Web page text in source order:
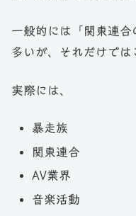
一般的には「関東連
多いが、それだけでは
実際には、
暴走族
関東連合
AV業界
音楽活動